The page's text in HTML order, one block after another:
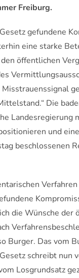
Freiburg.
gefundene
eine starke
öffentlichen
Die
Landesregierung
und
beschlossenen
die Wünsche der
Burger. Das vom
schreibt nun
Losgrundsatz